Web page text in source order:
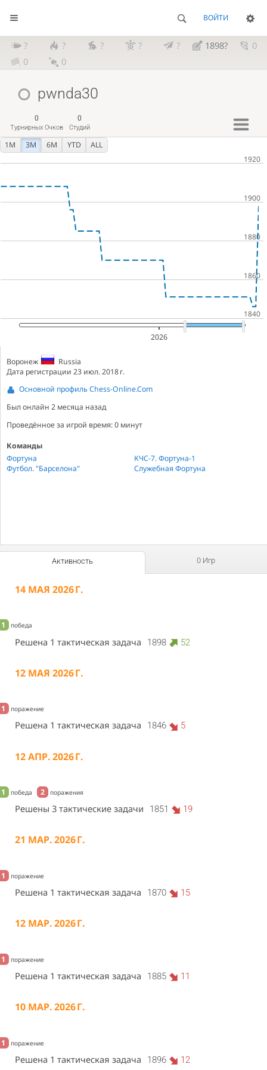
ВОЙТИ
? ? ? ? ? 1898?
0
0
0
pwnda30
0
Турнирных Очков
0
Студий
1M 3M 6M YTD ALL
2026
Воронеж
Russia
Дата регистрации 23 июл. 2018 г.
Основной профиль Chess-Online.Com
Был онлайн 2 месяца назад
Проведённое за игрой время: 0 минут
Команды
Фортуна
КЧС-7. Фортуна-1
Футбол. "Барселона"
Служебная Фортуна
Активность 0 Игр
14 МАЯ 2026 Г.
1 победа
Решена 1 тактическая задача 1898 52
12 МАЯ 2026 Г.
1 поражение
Решена 1 тактическая задача 1846 5
12 АПР. 2026 Г.
1 победа 2 поражения
Решены 3 тактические задачи 1851 19
21 МАР. 2026 Г.
1 поражение
Решена 1 тактическая задача 1870 15
12 МАР. 2026 Г.
1 поражение
Решена 1 тактическая задача 1885 11
10 МАР. 2026 Г.
1 поражение
Решена 1 тактическая задача 1896 12